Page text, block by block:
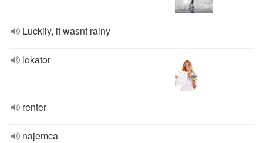
Luckily, it wasnt rainy
lokator
renter
najemca